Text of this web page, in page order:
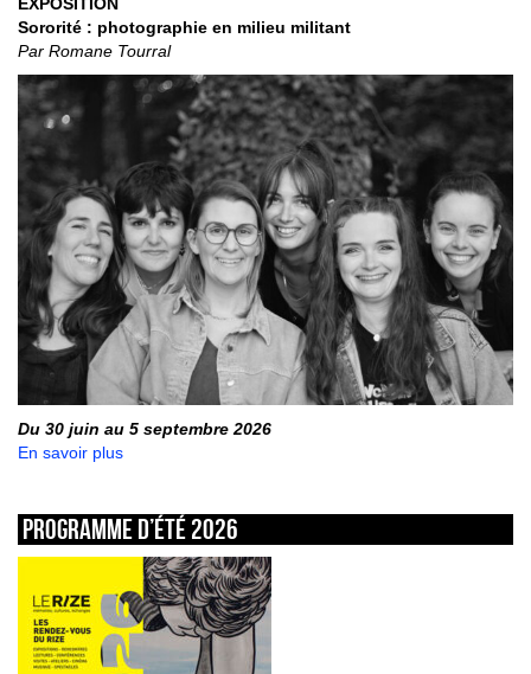
EXPOSITION
Sororité : photographie en milieu militant
Par Romane Tourral
Du 30 juin au 5 septembre 2026
En savoir plus
Programme d’été 2026